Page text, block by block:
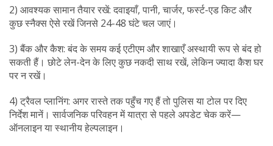
2) आवश्यक सामान तैयार रखें: दवाइयाँ, पानी, चार्जर, फर्स्ट-एड किट और
कुछ स्नैक्स ऐसे रखें जिनसे 24-48 घंटे चल जाएं।
3) बैंक और कैश: बंद के समय कई एटीएम और शाखाएँ अस्थायी रूप से बंद हो
सकती हैं। छोटे लेन-देन के लिए कुछ नकदी साथ रखें, लेकिन ज्यादा कैश घर
पर न रखें।
4) ट्रैवल प्लानिंग: अगर रास्ते तक पहुँच गए हैं तो पुलिस या टोल पर दिए
निर्देश मानें। सार्वजनिक परिवहन में यात्रा से पहले अपडेट चेक करें—
ऑनलाइन या स्थानीय हेल्पलाइन।